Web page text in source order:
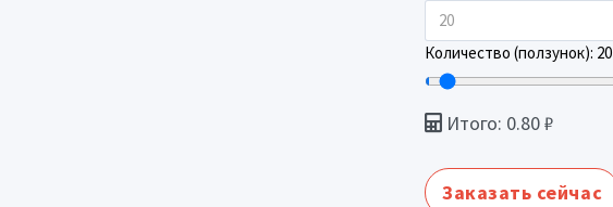
Количество (ползунок): 20
Итого: 0.80₽
Заказать сейчас